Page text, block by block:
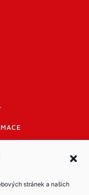
stránek a našich